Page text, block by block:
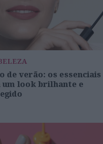
de verão: os essenciais
um look brilhante e